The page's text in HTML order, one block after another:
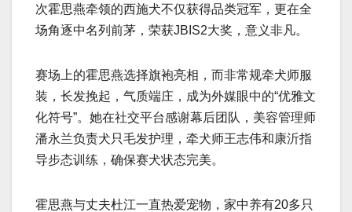
次霍思燕牵领的西施犬不仅获得品类冠军，更在全
场角逐中名列前茅，荣获JBIS2大奖，意义非凡。
赛场上的霍思燕选择旗袍亮相，而非常规牵犬师服
装，长发挽起，气质端庄，成为外媒眼中的“优雅文
化符号”。她在社交平台感谢幕后团队，美容管理师
潘永兰负责犬只毛发护理，牵犬师王志伟和康沂指
导步态训练，确保赛犬状态完美。
霍思燕与丈夫杜江一直热爱宠物，家中养有20多只